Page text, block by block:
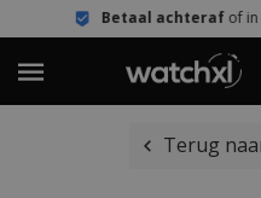
achterafof in 3 termijnen
Terug